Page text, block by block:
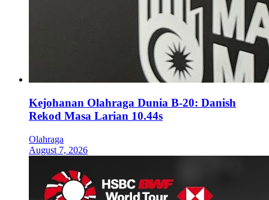
Kejohanan Olahraga Dunia B-20: Danish
Rekod Masa Larian 10.44s
Olahraga
August 7, 2026